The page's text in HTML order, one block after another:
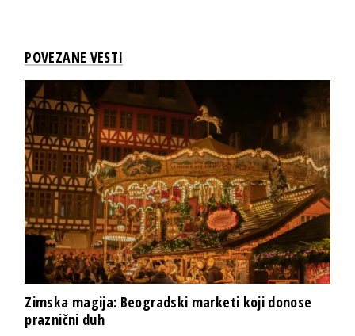
POVEZANE VESTI
Zimska magija: Beogradski marketi koji donose
praznični duh